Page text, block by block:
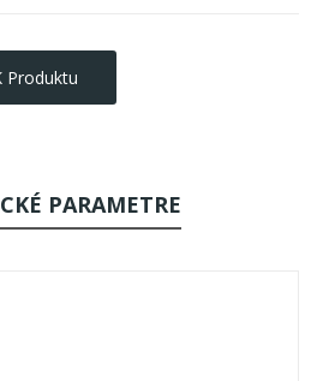
Produktu
PARAMETRE